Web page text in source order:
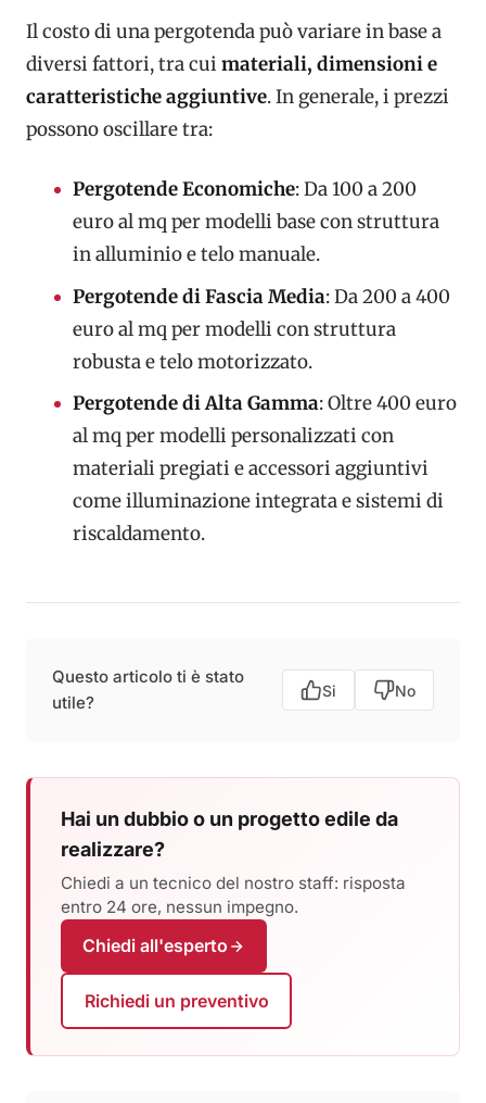
Il costo di una pergotenda può variare in base a
diversi fattori, tra cui materiali, dimensioni e
caratteristiche aggiuntive. In generale, i prezzi
possono oscillare tra:
Pergotende Economiche: Da 100 a 200
euro al mq per modelli base con struttura
in alluminio e telo manuale.
Pergotende di Fascia Media: Da 200 a 400
euro al mq per modelli con struttura
robusta e telo motorizzato.
Pergotende di Alta Gamma: Oltre 400 euro
al mq per modelli personalizzati con
materiali pregiati e accessori aggiuntivi
come illuminazione integrata e sistemi di
riscaldamento.
Questo articolo ti è stato
utile?
Si No
Hai un dubbio o un progetto edile da
realizzare?
Chiedi a un tecnico del nostro staff: risposta
entro 24 ore, nessun impegno.
Chiedi all'esperto
Richiedi un preventivo